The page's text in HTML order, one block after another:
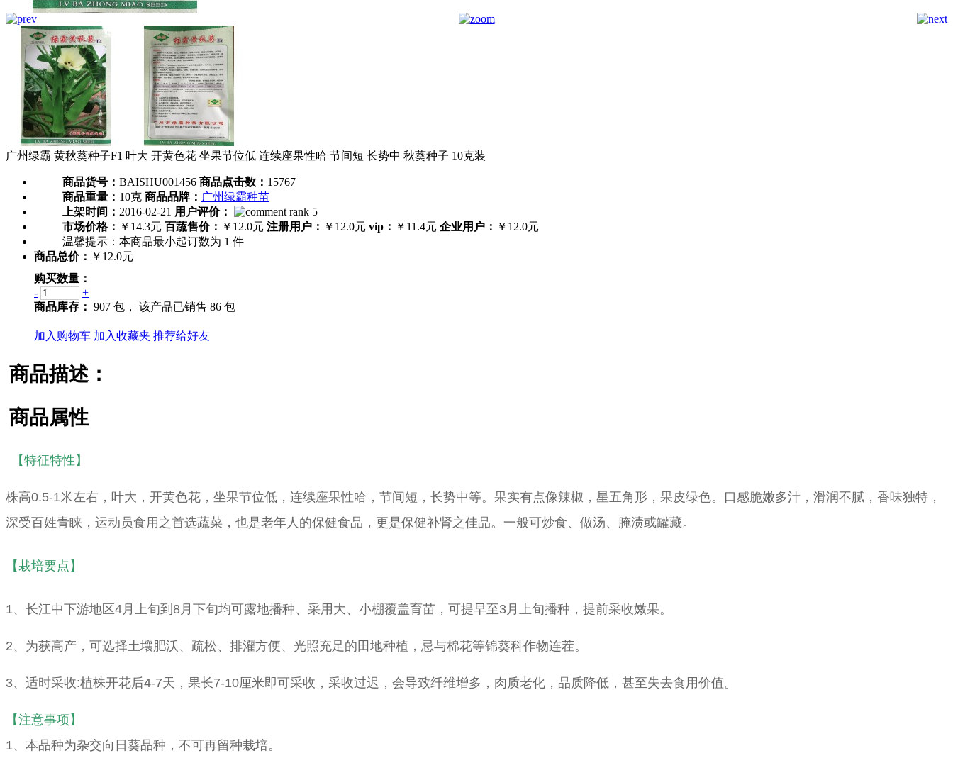
广州绿霸 黄秋葵种子F1 叶大 开黄色花 坐果节位低 连续座果性哈 节间短 长势中 秋葵种子 10克装
商品货号： BAISHU001456 商品点击数： 15767
商品重量： 10克 商品品牌： 广州绿霸种苗
上架时间： 2016-02-21 用户评价：
市场价格： ￥14.3元 百蔬售价： ￥12.0元 注册用户： ￥12.0元 vip： ￥11.4元 企业用户： ￥12.0元
温馨提示： 本商品最小起订数为 1 件
商品总价： ￥12.0元
购买数量：
-
+
商品库存： 907 包， 该产品已销售 86 包
加入购物车 加入收藏夹 推荐给好友
商品描述：
商品属性
【特征特性】
株高0.5-1米左右，叶大，开黄色花，坐果节位低，连续座果性哈，节间短，长势中等。果实有点像辣椒，星五角形，果皮绿色。口感脆嫩多汁，滑润不腻，香味独特，
深受百姓青睐，运动员食用之首选蔬菜，也是老年人的保健食品，更是保健补肾之佳品。一般可炒食、做汤、腌渍或罐藏。
【栽培要点】
1、长江中下游地区4月上旬到8月下旬均可露地播种、采用大、小棚覆盖育苗，可提早至3月上旬播种，提前采收嫩果。
2、为获高产，可选择土壤肥沃、疏松、排灌方便、光照充足的田地种植，忌与棉花等锦葵科作物连茬。
3、适时采收:植株开花后4-7天，果长7-10厘米即可采收，采收过迟，会导致纤维增多，肉质老化，品质降低，甚至失去食用价值。
【注意事项】
1、本品种为杂交向日葵品种，不可再留种栽培。